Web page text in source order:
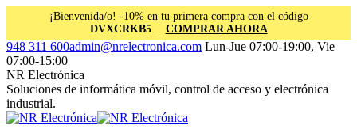
¡Bienvenida/o! -10% en tu primera compra con el código
DVXCRKB5. COMPRAR AHORA
Saltar
al
contenido
Facebook
page
opens
in
new
window
Instagram
page
opens
in
new
window
Linkedin
page
opens
in
new
window
948 311 600admin@nrelectronica.com Lun-Jue 07:00-19:00, Vie
07:00-15:00
NR Electrónica
Soluciones de informática móvil, control de acceso y electrónica
industrial.